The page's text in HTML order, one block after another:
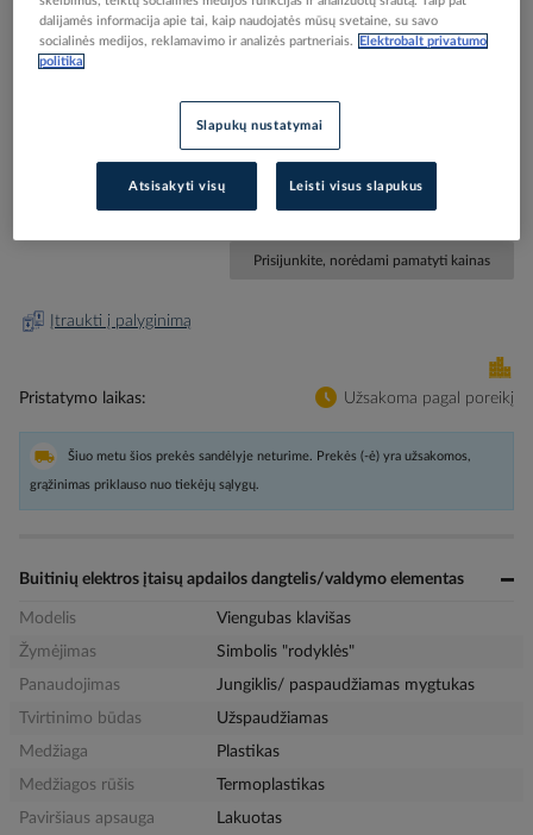
the
beginning
Klavišas dvigubam jungikliui žaliuzių antibakterinis
su rodyklėmis baltas RAL9016 System M -
Elektrobalt prekės kodas
3606485094717
Gamintojo prekės kodas
MTN432425
Prisijunkite, norėdami pamatyti kainas
Įtraukti į palyginimą
Pristatymo laikas Užsakoma pagal poreikį
Šiuo metu šios prekės sandėlyje neturime. Prekės (-ė) yra užsakomos,
grąžinimas priklauso nuo tiekėjų sąlygų.
Buitinių elektros įtaisų apdailos dangtelis/valdymo elementas
Modelis
Viengubas klavišas
Žymėjimas
Simbolis "rodyklės"
Panaudojimas
Jungiklis/ paspaudžiamas mygtukas
Tvirtinimo būdas
Užspaudžiamas
Medžiaga
Plastikas
Medžiagos rūšis
Termoplastikas
Paviršiaus apsauga
Lakuotas
dalijamės informacija apie tai, kaip naudojatės mūsų svetaine, su savo
socialinės medijos, reklamavimo ir analizės partneriais.
Elektrobalt privatumo
politika
Slapukų nustatymai
Atsisakyti visų Leisti visus slapukus